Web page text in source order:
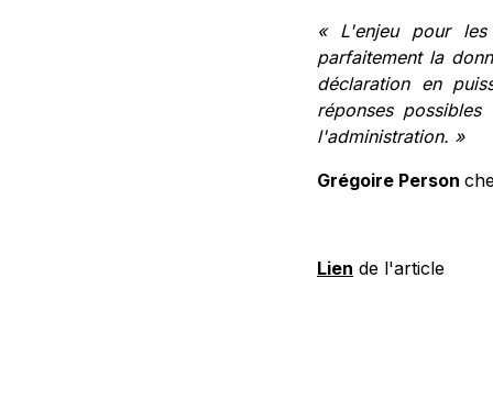
« L'enjeu pour
parfaitement la
déclaration en
réponses
l'administration. »
Grégoire Person
Lien de l'article